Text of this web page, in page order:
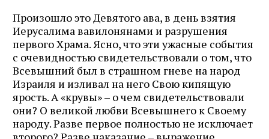
Произошло это Девятого ава, в день взятия
Иерусалима вавилонянами и разрушения
первого Храма. Ясно, что эти ужасные события
с очевидностью свидетельствовали о том, что
Всевышний был в страшном гневе на народ
Израиля и изливал на него Свою кипящую
ярость. А «крувы» – о чем свидетельствовали
они? О великой любви Всевышнего к Своему
народу. Разве первое полностью не исключает